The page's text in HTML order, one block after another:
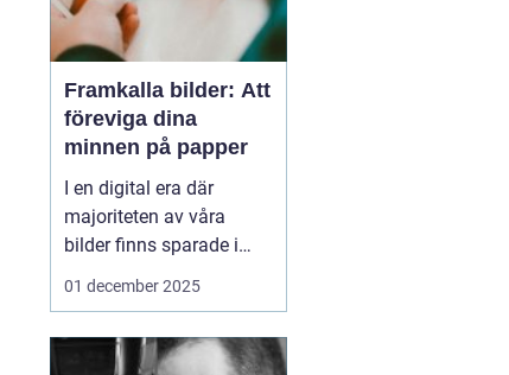
Framkalla bilder: Att
föreviga dina
minnen på papper
I en digital era där
majoriteten av våra
bilder finns sparade i
molnet eller på våra
Södermalmte sig som
01 december 2025